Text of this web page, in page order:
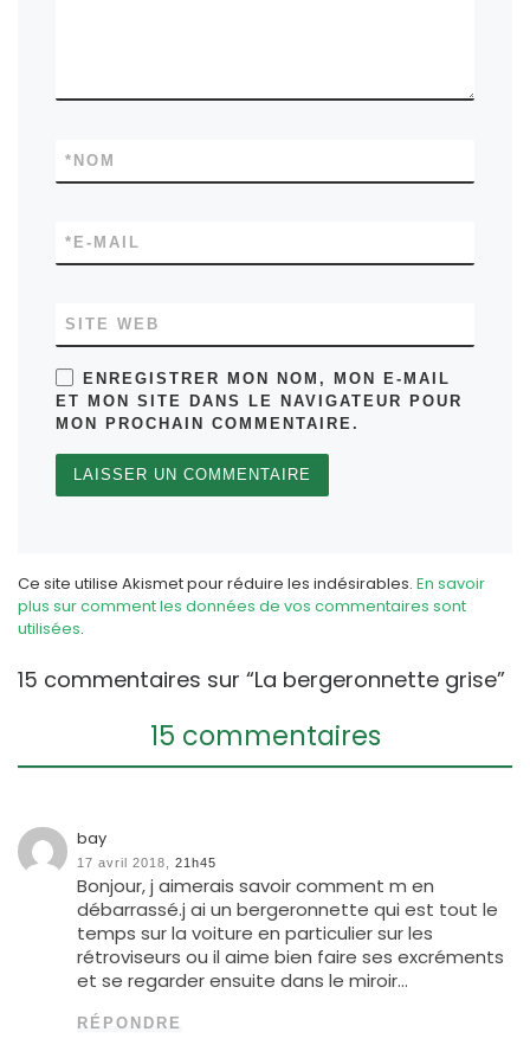
NOM
*
E-MAIL
*
SITE WEB
ENREGISTRER MON NOM, MON E-MAIL
ET MON SITE DANS LE NAVIGATEUR POUR
MON PROCHAIN COMMENTAIRE.
Ce site utilise Akismet pour réduire les indésirables. En savoir
plus sur comment les données de vos commentaires sont
utilisées.
15 commentaires sur “La bergeronnette grise”
15 commentaires
bay
17 avril 2018, 21h45
Bonjour, j aimerais savoir comment m en
débarrassé.j ai un bergeronnette qui est tout le
temps sur la voiture en particulier sur les
rétroviseurs ou il aime bien faire ses excréments
et se regarder ensuite dans le miroir…
RÉPONDRE